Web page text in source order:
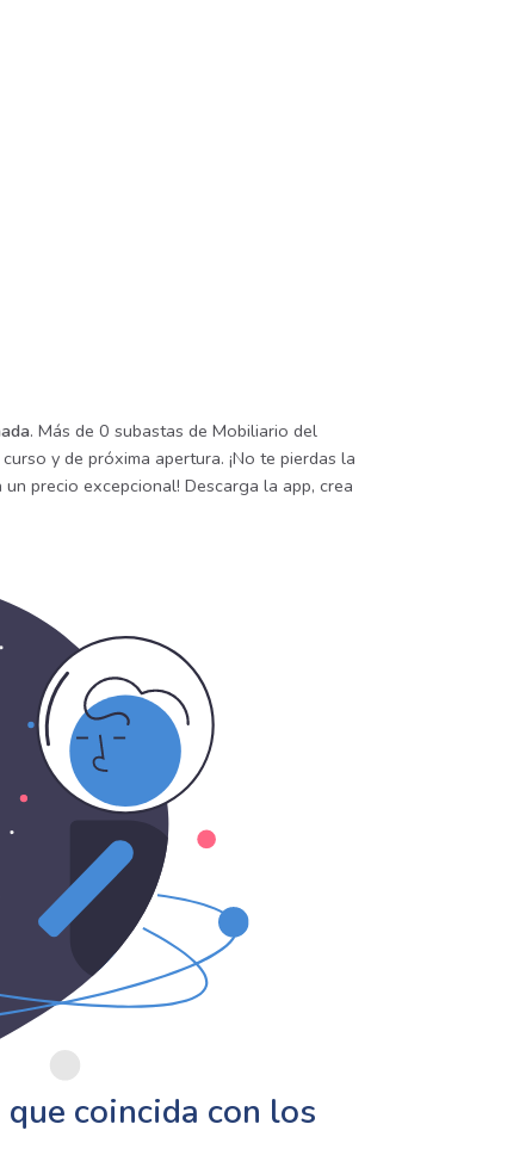
. Más de 0 subastas de Mobiliario del
y de próxima apertura. ¡No te pierdas la
precio excepcional! Descarga la app, crea
coincida con los